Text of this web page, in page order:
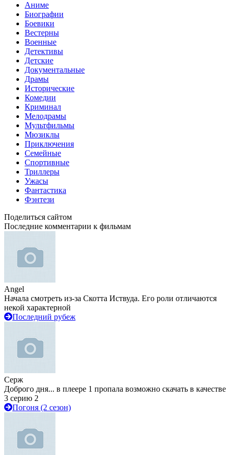
Аниме
Биографии
Боевики
Вестерны
Военные
Детективы
Детские
Документальные
Драмы
Исторические
Комедии
Криминал
Мелодрамы
Мультфильмы
Мюзиклы
Приключения
Семейные
Спортивные
Триллеры
Ужасы
Фантастика
Фэнтези
Поделиться сайтом
Последние комментарии к фильмам
Angel
Начала смотреть из-за Скотта Иствуда. Его роли отличаются
некой характерной
Последний рубеж
Серж
Доброго дня... в плеере 1 пропала возможно скачать в качестве
3 серию 2
Погоня (2 сезон)